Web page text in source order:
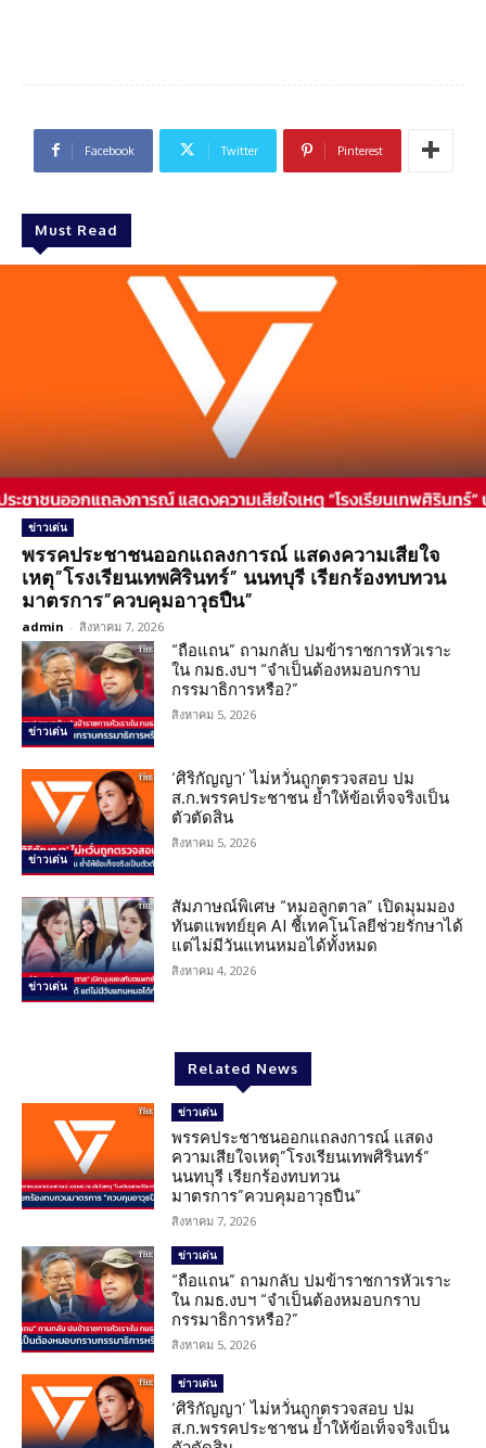
Facebook Twitter Pinterest
Must Read
ข่าวเด่น
พรรคประชาชนออกแถลงการณ์ แสดงความเสียใจ
เหตุ”โรงเรียนเทพศิรินทร์” นนทบุรี เรียกร้องทบทวน
มาตรการ”ควบคุมอาวุธปืน”
admin - สิงหาคม 7, 2026
ข่าวเด่น
“ถือแถน” ถามกลับ ปมข้าราชการหัวเราะ
ใน กมธ.งบฯ “จำเป็นต้องหมอบกราบ
กรรมาธิการหรือ?”
สิงหาคม 5, 2026
ข่าวเด่น
‘ศิริกัญญา’ ไม่หวั่นถูกตรวจสอบ ปม
ส.ก.พรรคประชาชน ย้ำให้ข้อเท็จจริงเป็น
ตัวตัดสิน
สิงหาคม 5, 2026
ข่าวเด่น
สัมภาษณ์พิเศษ “หมอลูกตาล” เปิดมุมมอง
ทันตแพทย์ยุค AI ชี้เทคโนโลยีช่วยรักษาได้
แต่ไม่มีวันแทนหมอได้ทั้งหมด
สิงหาคม 4, 2026
Related News
ข่าวเด่น
พรรคประชาชนออกแถลงการณ์ แสดง
ความเสียใจเหตุ”โรงเรียนเทพศิรินทร์”
นนทบุรี เรียกร้องทบทวน
มาตรการ”ควบคุมอาวุธปืน”
สิงหาคม 7, 2026
ข่าวเด่น
“ถือแถน” ถามกลับ ปมข้าราชการหัวเราะ
ใน กมธ.งบฯ “จำเป็นต้องหมอบกราบ
กรรมาธิการหรือ?”
สิงหาคม 5, 2026
ข่าวเด่น
‘ศิริกัญญา’ ไม่หวั่นถูกตรวจสอบ ปม
ส.ก.พรรคประชาชน ย้ำให้ข้อเท็จจริงเป็น